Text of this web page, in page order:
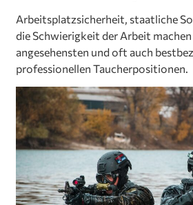
Arbeitsplatzsicherheit, staatliche
die Schwierigkeit der Arbeit machen
angesehensten und oft auch
professionellen Taucherpositionen.